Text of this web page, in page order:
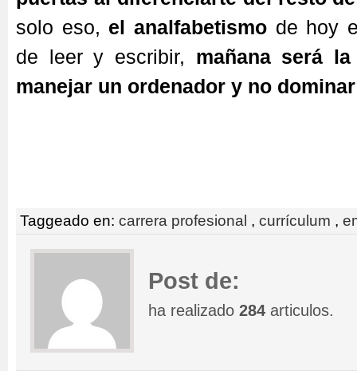
solo eso, el analfabetismo de hoy
de leer y escribir, mañana será
manejar un ordenador y no
Taggeado en: carrera profesional , currículum ,
Post de:
ha realizado 284 articulos.